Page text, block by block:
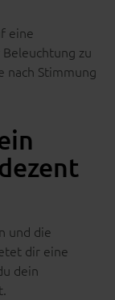
eine
zu
nach Stimmung
und die
dir eine
dein